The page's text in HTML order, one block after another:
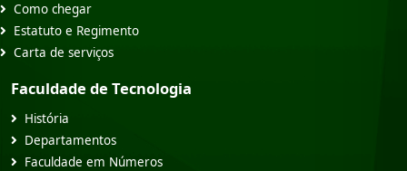
Como chegar
Estatuto e Regimento
Carta de serviços
Faculdade de Tecnologia
História
Departamentos
Faculdade em Números